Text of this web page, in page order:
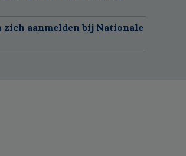
zich aanmelden bij Nationale